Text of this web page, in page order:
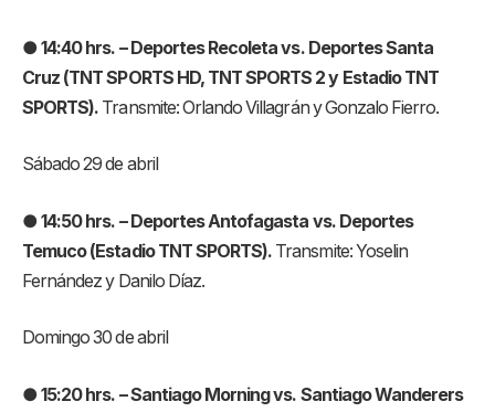
● 14:40 hrs. – Deportes Recoleta vs. Deportes Santa
Cruz (TNT SPORTS HD, TNT SPORTS 2 y Estadio TNT
SPORTS). Transmite: Orlando Villagrán y Gonzalo Fierro.
Sábado 29 de abril
● 14:50 hrs. – Deportes Antofagasta vs. Deportes
Temuco (Estadio TNT SPORTS). Transmite: Yoselin
Fernández y Danilo Díaz.
Domingo 30 de abril
● 15:20 hrs. – Santiago Morning vs. Santiago Wanderers